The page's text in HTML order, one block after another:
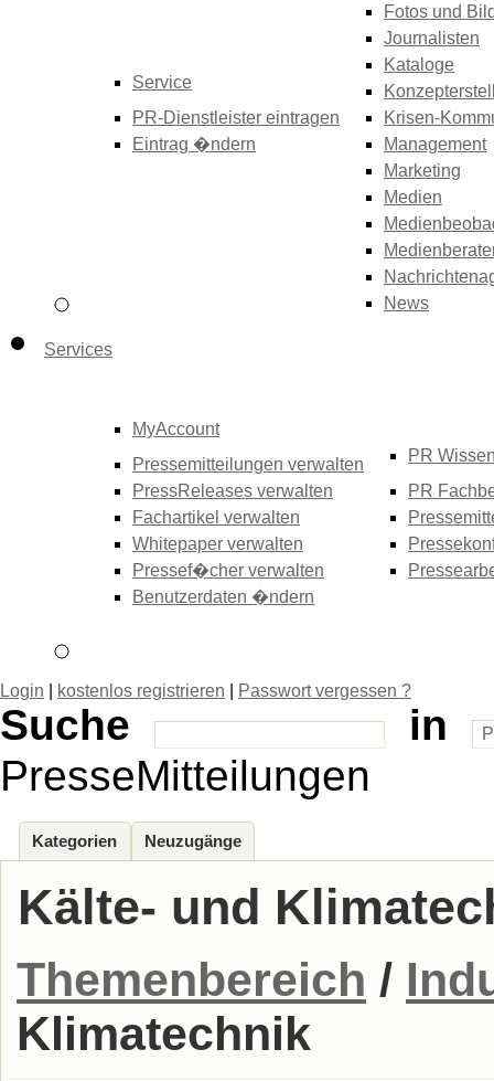
Service
PR-Dienstleister eintragen
Eintrag �ndern
Fotos und
Journalisten
Kataloge
Krisen-
Management
Marketing
Medien
News
Services
MyAccount
Pressemitteilungen verwalten
PressReleases verwalten
Fachartikel verwalten
Whitepaper verwalten
Pressef�cher verwalten
Benutzerdaten �ndern
PR
PR
Login kostenlos registrieren Passwort vergessen ?
Suche
in
PresseMitteilungen
Kategorien Neuzugänge
Kälte- und
Themenbereich /
Klimatechnik